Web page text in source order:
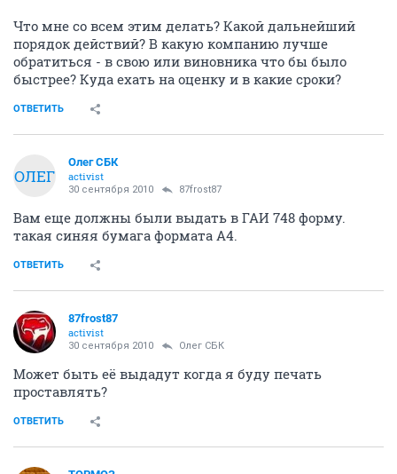
Что мне со всем этим делать? Какой дальнейший
порядок действий? В какую компанию лучше
обратиться - в свою или виновника что бы было
быстрее? Куда ехать на оценку и в какие сроки?
ОТВЕТИТЬ
ОЛЕГ
Олег СБК
activist
30 сентября 2010 87frost87
Вам еще должны были выдать в ГАИ 748 форму.
такая синяя бумага формата А4.
ОТВЕТИТЬ
87frost87
activist
30 сентября 2010 Олег СБК
Может быть её выдадут когда я буду печать
проставлять?
ОТВЕТИТЬ